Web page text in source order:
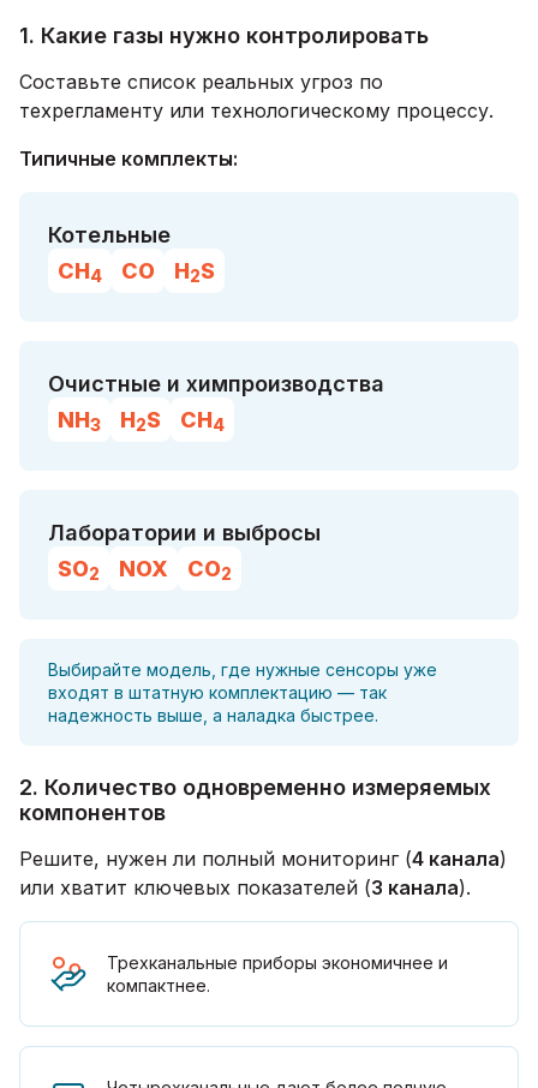
1. Какие газы нужно контролировать
Составьте список реальных угроз по
техрегламенту или технологическому процессу.
Типичные комплекты:
Котельные
CH4 CO H2S
Очистные и химпроизводства
NH3 H2S CH4
Лаборатории и выбросы
SO2 NOX CO2
Выбирайте модель, где нужные сенсоры уже
входят в штатную комплектацию — так
надежность выше, а наладка быстрее.
2. Количество одновременно измеряемых
компонентов
Решите, нужен ли полный мониторинг (4 канала)
или хватит ключевых показателей (3 канала).
Трехканальные приборы экономичнее и
компактнее.